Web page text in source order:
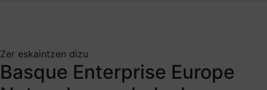
Zer eskaintzen dizu
Basque Enterprise Europe